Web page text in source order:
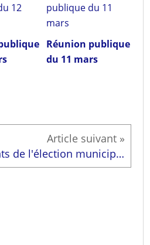
Réunion publique
du 11 mars
Résultats de l'élection municipale